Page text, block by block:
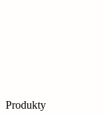
Produkty